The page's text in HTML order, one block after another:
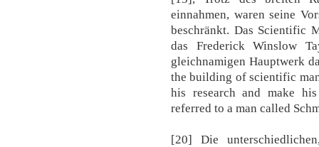
einnahmen, waren seine
beschränkt. Das Scientific
das Frederick Winslow
gleichnamigen Hauptwerk
the building of scientific
his research and make
referred to a man called
[20] Die